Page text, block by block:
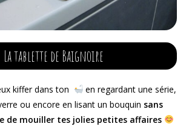
La tablette de Baignoire
kiffer dans ton
en regardant une série,
ou encore en lisant un bouquin sans
de mouiller tes jolies petites affaires